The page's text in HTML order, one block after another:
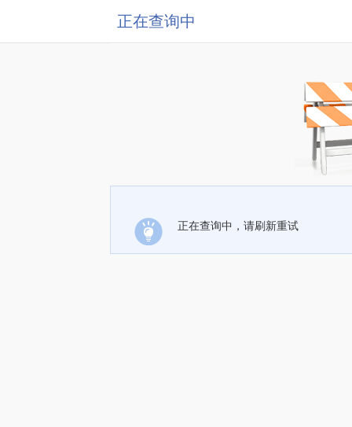
正在查询中
正在查询中，请刷新重试